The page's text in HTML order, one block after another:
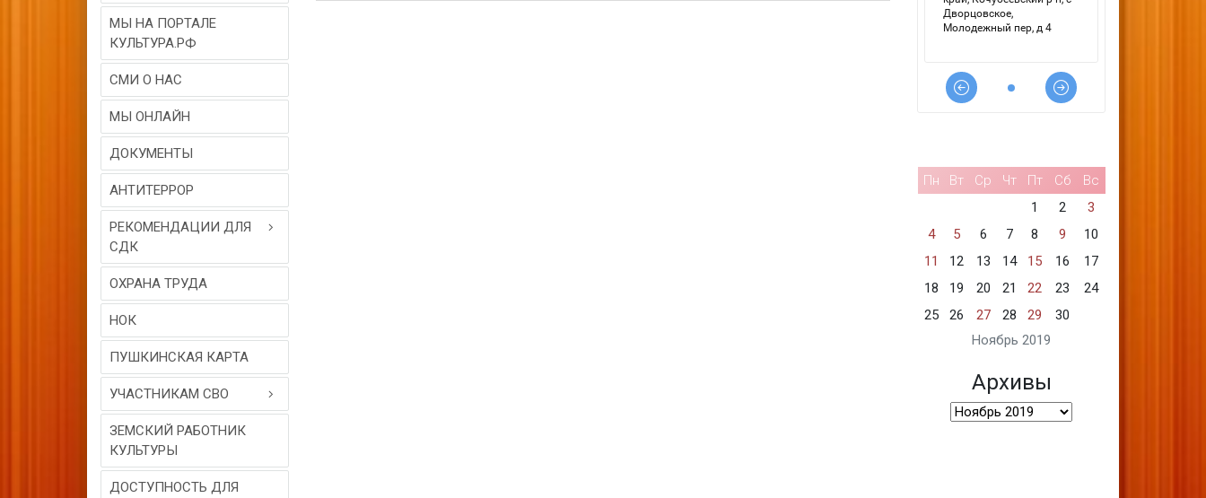
МЫ НА ПОРТАЛЕ
КУЛЬТУРА.РФ
СМИ О НАС
МЫ ОНЛАЙН
ДОКУМЕНТЫ
АНТИТЕРРОР
РЕКОМЕНДАЦИИ ДЛЯ
СДК
ОХРАНА ТРУДА
НОК
ПУШКИНСКАЯ КАРТА
УЧАСТНИКАМ СВО
ЗЕМСКИЙ РАБОТНИК
КУЛЬТУРЫ
ДОСТУПНОСТЬ ДЛЯ
Ноябрь 2019
Пн Вт Ср Чт Пт Сб
Вс
1
2
3
4
5 6 7 8 9
10
11
12 13 14 15 16
17
18
19 20 21 22 23
24
25
26 27 28 29 30
Архивы
Архивы